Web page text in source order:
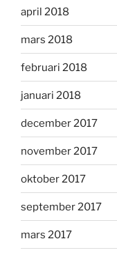
april 2018
mars 2018
februari 2018
januari 2018
december 2017
november 2017
oktober 2017
september 2017
mars 2017